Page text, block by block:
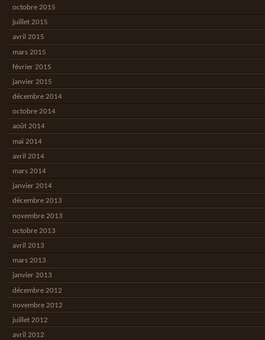
octobre 2015
juillet 2015
avril 2015
mars 2015
février 2015
janvier 2015
décembre 2014
octobre 2014
août 2014
mai 2014
avril 2014
mars 2014
janvier 2014
décembre 2013
novembre 2013
octobre 2013
avril 2013
mars 2013
janvier 2013
décembre 2012
novembre 2012
juillet 2012
avril 2012